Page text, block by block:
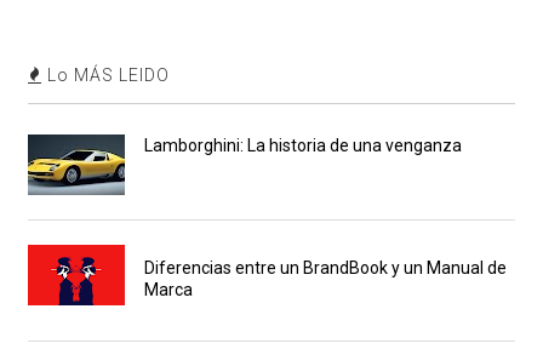
Lo MÁS LEIDO
Lamborghini: La historia de una venganza
Diferencias entre un BrandBook y un Manual de
Marca